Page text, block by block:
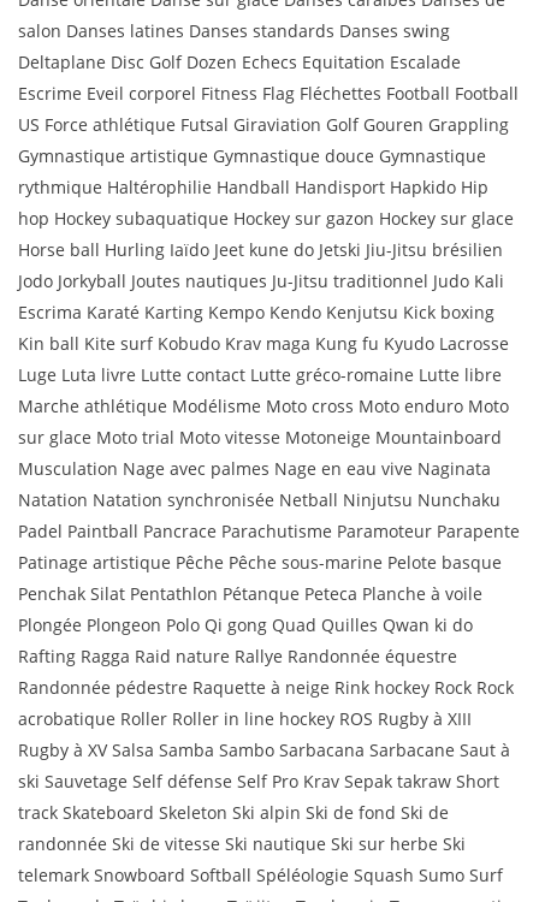
salon Danses latines Danses standards Danses swing
Deltaplane Disc Golf Dozen Echecs Equitation Escalade
Escrime Eveil corporel Fitness Flag Fléchettes Football Football
US Force athlétique Futsal Giraviation Golf Gouren Grappling
Gymnastique artistique Gymnastique douce Gymnastique
rythmique Haltérophilie Handball Handisport Hapkido Hip
hop Hockey subaquatique Hockey sur gazon Hockey sur glace
Horse ball Hurling Iaïdo Jeet kune do Jetski Jiu-Jitsu brésilien
Jodo Jorkyball Joutes nautiques Ju-Jitsu traditionnel Judo Kali
Escrima Karaté Karting Kempo Kendo Kenjutsu Kick boxing
Kin ball Kite surf Kobudo Krav maga Kung fu Kyudo Lacrosse
Luge Luta livre Lutte contact Lutte gréco-romaine Lutte libre
Marche athlétique Modélisme Moto cross Moto enduro Moto
sur glace Moto trial Moto vitesse Motoneige Mountainboard
Musculation Nage avec palmes Nage en eau vive Naginata
Natation Natation synchronisée Netball Ninjutsu Nunchaku
Padel Paintball Pancrace Parachutisme Paramoteur Parapente
Patinage artistique Pêche Pêche sous-marine Pelote basque
Penchak Silat Pentathlon Pétanque Peteca Planche à voile
Plongée Plongeon Polo Qi gong Quad Quilles Qwan ki do
Rafting Ragga Raid nature Rallye Randonnée équestre
Randonnée pédestre Raquette à neige Rink hockey Rock Rock
acrobatique Roller Roller in line hockey ROS Rugby à XIII
Rugby à XV Salsa Samba Sambo Sarbacana Sarbacane Saut à
ski Sauvetage Self défense Self Pro Krav Sepak takraw Short
track Skateboard Skeleton Ski alpin Ski de fond Ski de
randonnée Ski de vitesse Ski nautique Ski sur herbe Ski
telemark Snowboard Softball Spéléologie Squash Sumo Surf